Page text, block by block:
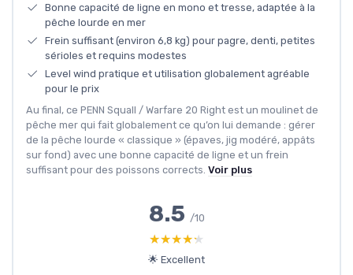
Bonne capacité de ligne en mono et tresse, adaptée à la
pêche lourde en mer
Frein suffisant (environ 6,8 kg) pour pagre, denti, petites
sérioles et requins modestes
Level wind pratique et utilisation globalement agréable
pour le prix
Au final, ce PENN Squall / Warfare 20 Right est un moulinet de
pêche mer qui fait globalement ce qu’on lui demande : gérer
de la pêche lourde « classique » (épaves, jig modéré, appâts
sur fond) avec une bonne capacité de ligne et un frein
suffisant pour des poissons corrects. Voir plus
8.5 /10
★★★★★
★★★★★
🌟 Excellent